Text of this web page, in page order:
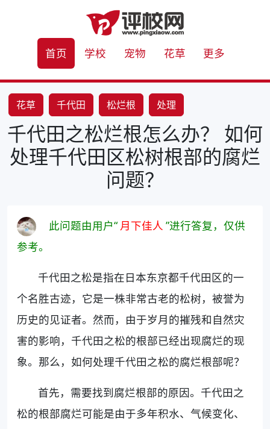
首页 学校 宠物 花草 更多
花草 千代田 松烂根 处理
千代田之松烂根怎么办？ 如何
处理千代田区松树根部的腐烂
问题？
此问题由用户“ 月下佳人 ”进行答复，仅供
参考。
千代田之松是指在日本东京都千代田区的一
个名胜古迹，它是一株非常古老的松树，被誉为
历史的见证者。然而，由于岁月的摧残和自然灾
害的影响，千代田之松的根部已经出现腐烂的现
象。那么，如何处理千代田之松的腐烂根部呢？
首先，需要找到腐烂根部的原因。千代田之
松的根部腐烂可能是由于多年积水、气候变化、